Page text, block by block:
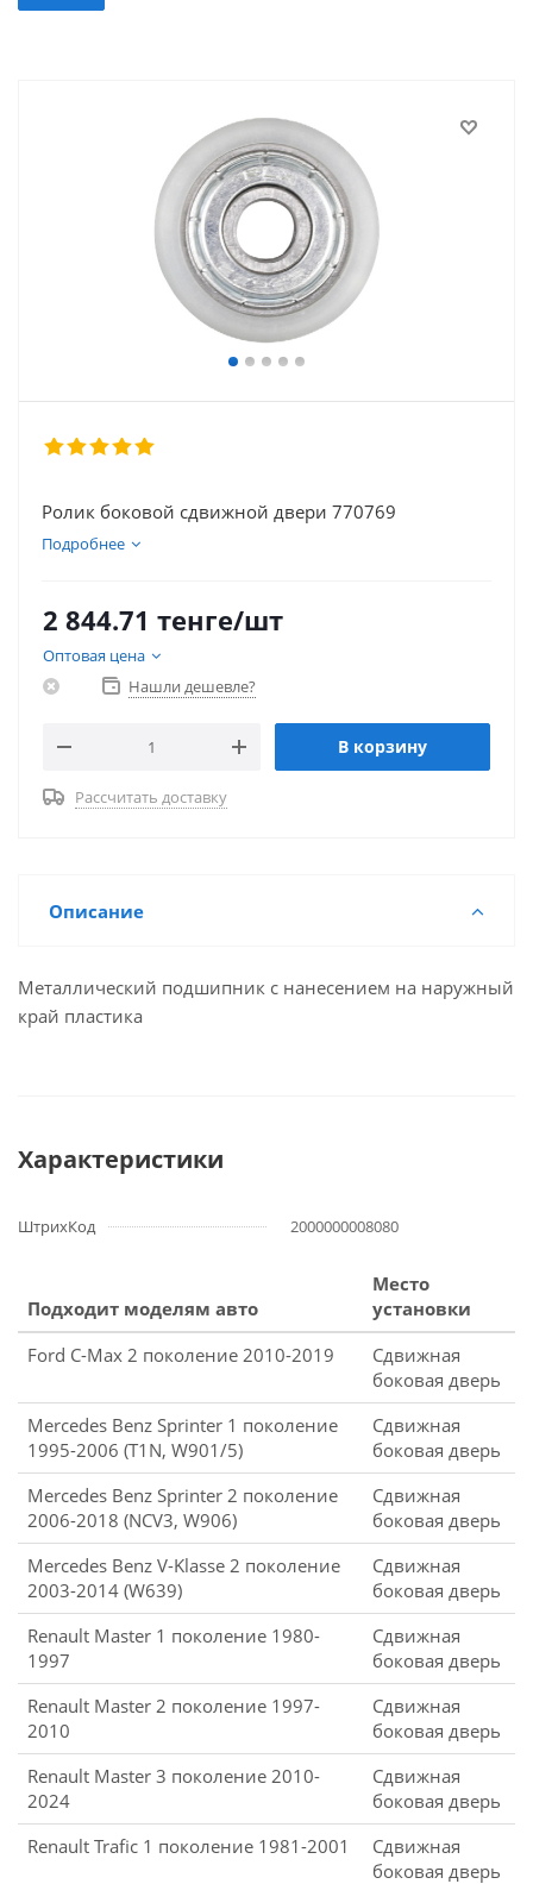
Ролик боковой сдвижной двери 770769
Подробнее
2 844.71 тенге/шт
Оптовая цена
Нашли дешевле?
В корзину
Рассчитать доставку
Описание
Металлический подшипник с нанесением на наружный
край пластика
Характеристики
ШтрихКод 2000000008080
Подходит моделям авто
Место
установки
Ford C-Max 2 поколение 2010-2019
Сдвижная
боковая дверь
Mercedes Benz Sprinter 1 поколение
1995-2006 (T1N, W901/5)
Сдвижная
боковая дверь
Mercedes Benz Sprinter 2 поколение
2006-2018 (NCV3, W906)
Сдвижная
боковая дверь
Mercedes Benz V-Klasse 2 поколение
2003-2014 (W639)
Сдвижная
боковая дверь
Renault Master 1 поколение 1980-
1997
Сдвижная
боковая дверь
Renault Master 2 поколение 1997-
2010
Сдвижная
боковая дверь
Renault Master 3 поколение 2010-
2024
Сдвижная
боковая дверь
Renault Trafic 1 поколение 1981-2001
Сдвижная
боковая дверь